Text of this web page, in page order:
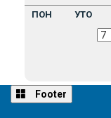
ПОН УТО
Footer